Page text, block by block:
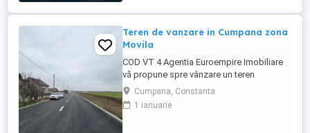
una dintre zonele cu ...
Teren de vanzare in Cumpana zona
Movila
COD VT 4 Agentia Euroempire Imobiliare
vă propune spre vânzare un teren
intravilan construibil în localitatea
Cumpana zona Movila , suprafata de 1180
mp, deschidere de 18 ml la strada
Cumpana, Constanta
1 ianuarie